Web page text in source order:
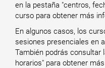
en la pestaña "centros,
curso para obtener más
En algunos casos, los
sesiones presenciales en
También podrás consultar
horarios" para obtener